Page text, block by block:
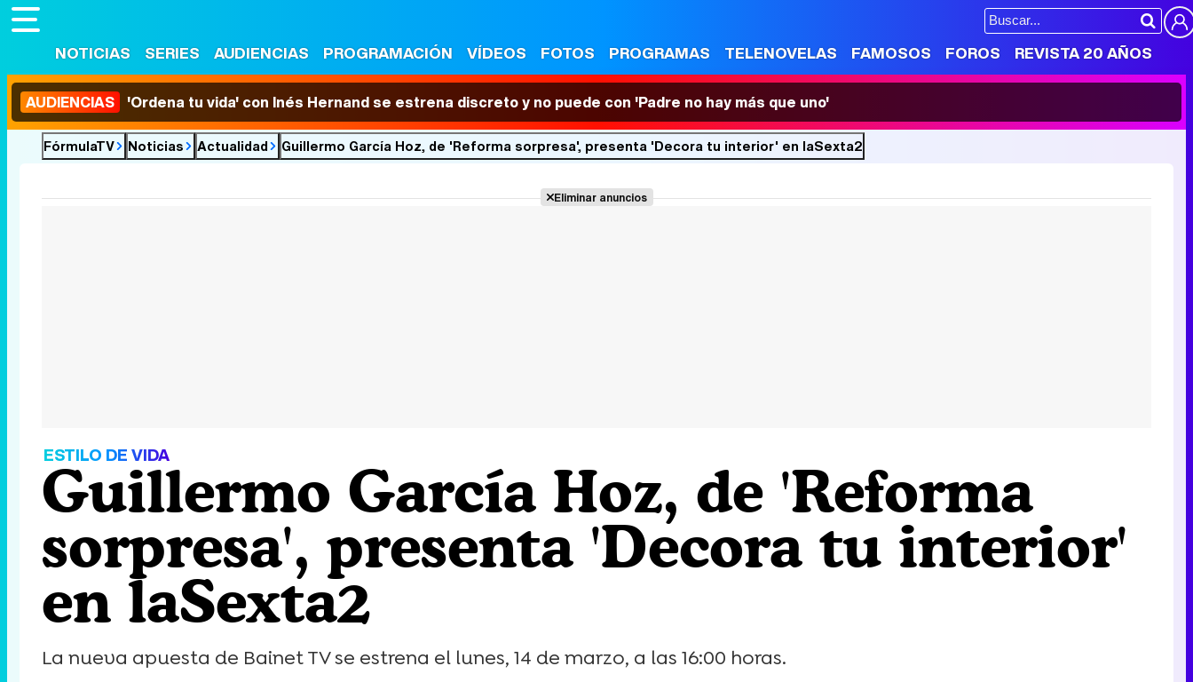
NOTICIAS SERIES AUDIENCIAS PROGRAMACIÓN VÍDEOS FOTOS PROGRAMAS TELENOVELAS FAMOSOS FOROS REVISTA 20 AÑOS
AUDIENCIAS 'Ordena tu vida' con Inés Hernand se estrena discreto y no puede con 'Padre no hay más que uno'
FórmulaTV Noticias Actualidad Guillermo García Hoz, de 'Reforma sorpresa', presenta 'Decora tu interior' en laSexta2
Eliminar anuncios
ESTILO DE VIDA
Guillermo García Hoz, de 'Reforma
sorpresa', presenta 'Decora tu interior'
en laSexta2
La nueva apuesta de Bainet TV se estrena el lunes, 14 de marzo, a las 16:00 horas.